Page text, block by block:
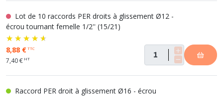
Lot de 10 raccords PER droits à glissement Ø12 -
écrou tournant femelle 1/2'' (15/21)
8,88 €TTC
7,40 € HT
Raccord PER droit à glissement Ø16 - écrou